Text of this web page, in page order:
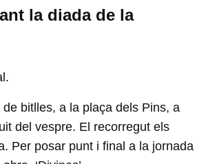
la diada de la
bitlles, a la plaça dels Pins, a
del vespre. El recorregut els
Per posar punt i final a la jornada